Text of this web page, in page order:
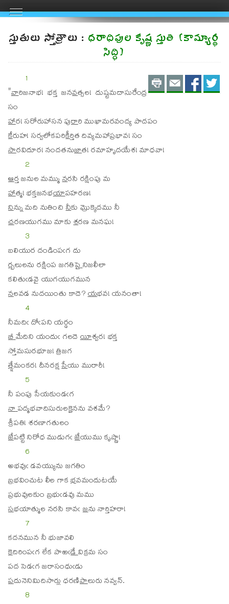
స్తుతులు స్తోత్రాలు : ధరాధిపుల కృష్ణ స్తుతి (కామ్యార్థ
సిద్ధి)
PrintEmail
onon
1
"వారిజనాభ! భక్త జనవత్సల! దుష్టమదాసురేంద్ర
సం
హార! సరోరుహాసన పురారి ముఖామరవంద్య పాదపం
కేరుహ! సర్వలోకపరికీర్తిత దివ్యమహాప్రభావ! సం
సారవిదూర! నందతనుజాత! రమాహృదయేశ! మాధవా!
2
ఆర్త జనుల మమ్మునరసి రక్షింపు మ
హాత్మ! భక్తజనభయాపహరణ!
నిన్ను మది నుతించినీకు మ్రొక్కెదము నీ
చరణయుగము మాకుశరణ మనఘ!
3
బలియుర దండింపఁగ దు
ర్బలులను రక్షింప జగతిపైనిజలీలా
కలితుఁడవై యుగయుగమున
నలవడ నుదయింతు కాదె?యభవ! యనంతా!
4
నీమదిఁ దోఁపని యర్థం
బీమేదిని యందుఁ గలదెయీశ్వర! భక్త
స్తోమసురభూజ! త్రిజగ
త్క్షేమంకర! దీనరక్షసేయు మురారీ!
5
నీ పంపు సేయకుండఁగ
నాపద్మభవాదిసురులకైనను వశమే?
శ్రీపతి! శరణాగతులం
జేపట్టి నిరోధ ముడుగఁజేయుము కృష్ణా!
6
అభవుఁ డవయ్యును జగతిం
బ్రభవించుట లీల గాక భవమందుటయే
ప్రభువులకుం బ్రభుఁడవు మము
సభయాత్ముల నరసి కావఁజను నార్తిహరా!
7
కదనమున నీ భుజావలి
కెదిరింపఁగ లేక పాఱఁడేవిక్రమ సం
పద సెడఁగ జరాసంధుఁడు
పదునెనిమిదిసార్లు ధరణిపాలురు నవ్వన్.
8